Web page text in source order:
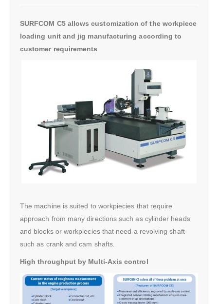
SURFCOM C5 allows customization of the workpiece
loading unit and jig manufacturing according to
customer requirements
The machine is suited to workpiecies that require
approach from many directions such as cylinder heads
and blocks or workpiecies that need a revolving shaft
such as crank and cam shafts.
High throughput by Multi-Axis control